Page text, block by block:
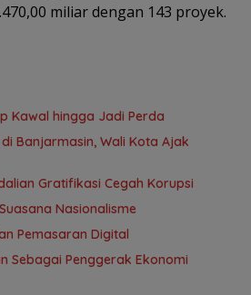
miliar dengan 143 proyek.
Kawal hingga Jadi Perda
Banjarmasin, Wali Kota Ajak
Gratifikasi Cegah Korupsi
Nasionalisme
Pemasaran Digital
Sebagai Penggerak Ekonomi